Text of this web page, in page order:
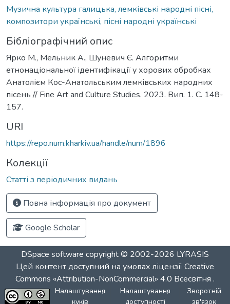
Музична культура галицька, лемківські народні пісні,
композитори українські, пісні народні українські
Бібліографічний опис
Ярко М., Мельник А., Шуневич Є. Алгоритми
етнонаціональної ідентифікації у хорових обробках
Анатолієм Кос-Анатольським лемківських народних
пісень // Fine Art and Culture Studies. 2023. Вип. 1. С. 148-
157.
URI
https://repo.num.kharkiv.ua/handle/num/1896
Колекції
Статті з періодичних видань
Повна інформація про документ
Google Scholar
DSpace software copyright © 2002-2026 LYRASIS
Цей контент доступний на умовах ліцензіїCreative
Commons «Attribution-NonCommercial» 4.0 Всесвітня .
Налаштування
куків
Налаштування
доступності
Зворотній
зв'язок